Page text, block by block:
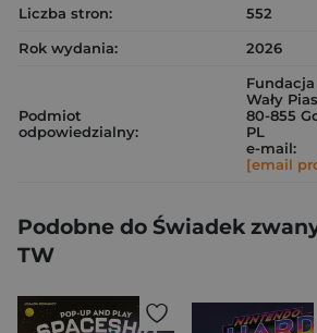
Liczba stron:
552
Rok wydania:
2026
Podmiot
odpowiedzialny:
Wały
80-855
PL
e-mail:
[email
Podobne do Świadek
TW